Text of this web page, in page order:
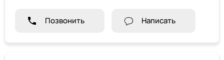
Позвонить Написать